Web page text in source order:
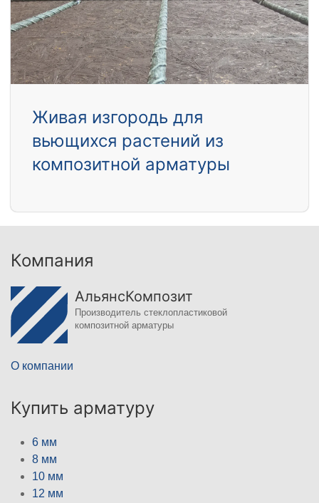
Живая изгородь для
вьющихся растений из
композитной арматуры
Компания
АльянсКомпозит
Производитель стеклопластиковой
композитной арматуры
О компании
Купить арматуру
6 мм
8 мм
10 мм
12 мм